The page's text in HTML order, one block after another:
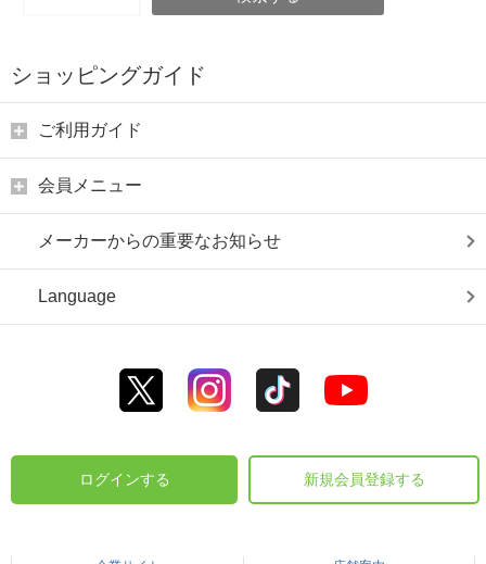
ショッピングガイド
ご利用ガイド
会員メニュー
メーカーからの重要なお知らせ
Language
ログインする 新規会員登録する